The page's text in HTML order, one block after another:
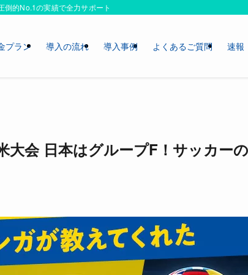
的No.1の実績で全力サポートいたします！
プラン 導入の流れ 導入事例 よくあるご質問 速報
大会 日本はグループF！サッカーの